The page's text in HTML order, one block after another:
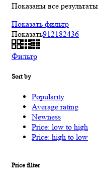
Показаны все
Показать фильтр
Показать912182436
Фильтр
Sort by
Popularity
Average rating
Newness
Price: low to high
Price: high to low
Price filter